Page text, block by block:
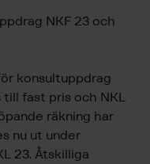
NKF 23 och
konsultuppdrag
till fast pris och NKL
räkning har
nu ut under
23. Åtskilliga